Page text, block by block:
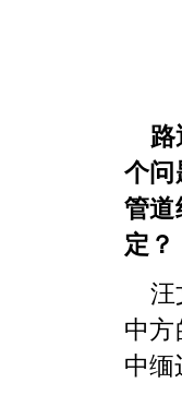
个问
管道
定？
汪
中
中缅